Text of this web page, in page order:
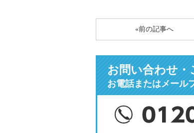
«前の記事へ
お問い合わせ・
お電話またはメール